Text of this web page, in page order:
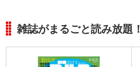
雑誌がまるごと読み放題！